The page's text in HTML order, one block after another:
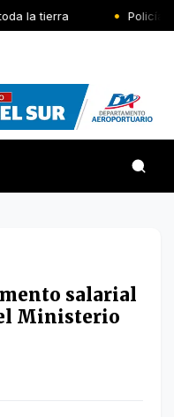
la tierra Policía
salarial
el Ministerio